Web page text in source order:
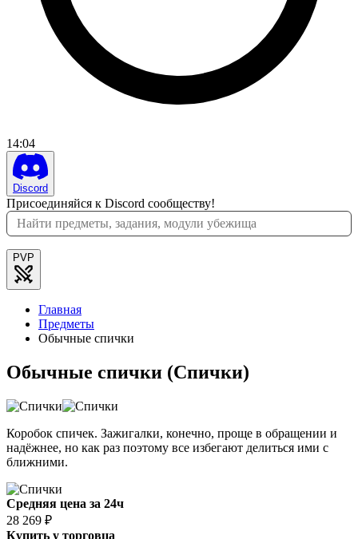
14:04
Discord
Присоединяйся к Discord сообществу!
PVP
Главная
Предметы
Обычные спички
Обычные спички (Спички)
Коробок спичек. Зажигалки, конечно, проще в обращении и
надёжнее, но как раз поэтому все избегают делиться ими с
ближними.
Средняя цена за 24ч
28 269 ₽
Купить у торговца